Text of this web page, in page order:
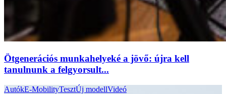
Ötgenerációs munkahelyeké a jövő: újra kell
tanulnunk a felgyorsult...
AutókE-MobilityTesztÚj modellVideó